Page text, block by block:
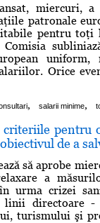
miercuri,
patronale
pentru toţi
uniform,
Orice
, salarii minime,
criteriile pentru
de a
să aprobe
a
urma crizei
directoare -
turismului şi